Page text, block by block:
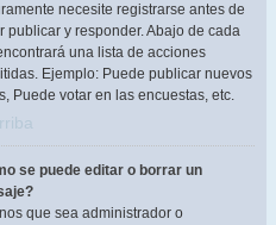
necesite registrarse antes de
publicar y responder. Abajo de cada
una lista de acciones
Ejemplo: Puede publicar nuevos
Puede votar en las encuestas, etc.
se puede editar o borrar un
que sea administrador o